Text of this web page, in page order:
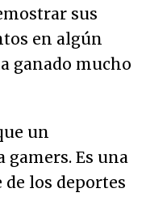
sus
en algún
ganado mucho
un
gamers. Es una
los deportes